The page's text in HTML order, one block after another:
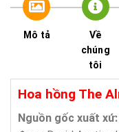
Mô tả
Về
chúng
tôi
Hoa hồng The
Nguồn gốc xuất xứ: